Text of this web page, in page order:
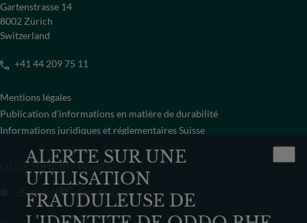
ALERTE SUR UNE
UTILISATION
FRAUDULEUSE DE
Gartenstrasse 14
8002 Zürich
Switzerland
+41 44 209 75 11
Mentions légales
Publication d‘informations en matière de durabilité
Informations juridiques et réglementaires Suisse
ODDO BHF My Wealth
App store Google Play